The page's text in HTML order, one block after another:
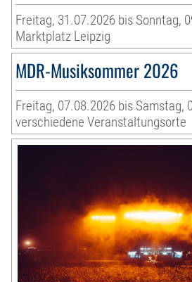
Freitag, 31.07.2026 bis Sonntag,
Marktplatz Leipzig
MDR-Musiksommer 2026
Freitag, 07.08.2026 bis Samstag,
verschiedene Veranstaltungsorte